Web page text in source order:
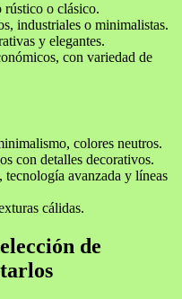
rústico o clásico.
industriales o minimalistas.
y elegantes.
con variedad de
colores neutros.
con detalles decorativos.
tecnología avanzada y líneas
cálidas.
de